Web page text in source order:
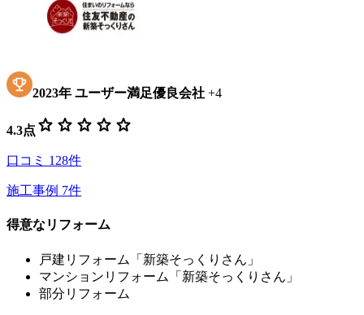
2023年 ユーザー満足優良会社 +4
4.3点 star star star star star
口コミ 128件
施工事例 7件
得意なリフォーム
戸建リフォーム「新築そっくりさん」
マンションリフォーム「新築そっくりさん」
部分リフォーム